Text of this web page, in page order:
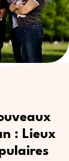
: Lieux